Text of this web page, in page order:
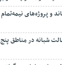
و پروژه‌های
شبانه در مناطق